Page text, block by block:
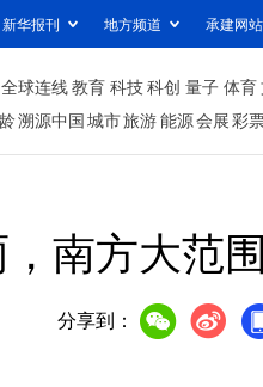
新华报刊 地方频道 承建网站
全球连线教育 科技科创 量子 体育
溯源中国城市旅游能源会展彩
南方大范
分享到：